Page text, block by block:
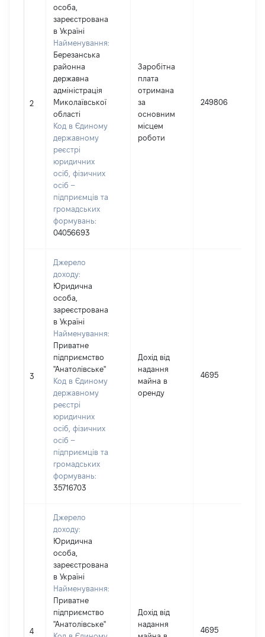
2
особа,
зареєстрована
в Україні
Найменування:
Березанська
районна
державна
адміністрація
Миколаївської
області
Код в Єдиному
державному
реєстрі
юридичних
осіб, фізичних
осіб –
підприємців та
громадських
формувань:
04056693
Заробітна
плата
отримана
за
основним
місцем
роботи
249806
3
Джерело
доходу:
Юридична
особа,
зареєстрована
в Україні
Найменування:
Приватне
підприємство
"Анатолівське"
Код в Єдиному
державному
реєстрі
юридичних
осіб, фізичних
осіб –
підприємців та
громадських
формувань:
35716703
Дохід від
надання
майна в
оренду
4695
4
Джерело
доходу:
Юридична
особа,
зареєстрована
в Україні
Найменування:
Приватне
підприємство
"Анатолівське"
Дохід від
надання
4695